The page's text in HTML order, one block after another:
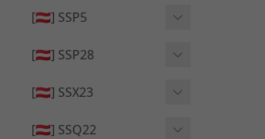
🔄 原廠 ⧸ 零件
[🇦🇹] SSP5
🔄 原廠 ⧸ 零件
[🇦🇹] SSP28
🔄 原廠 ⧸ 零件
[🇦🇹] SSX23
🟦 主體 ⧸ 彈匣
[🇦🇹] SSQ22